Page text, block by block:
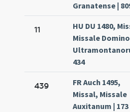
Granatense |
11
HU DU 1480,
Missale
434
439
FR Auch 1495,
Missal, Missale
Auxitanum | 173